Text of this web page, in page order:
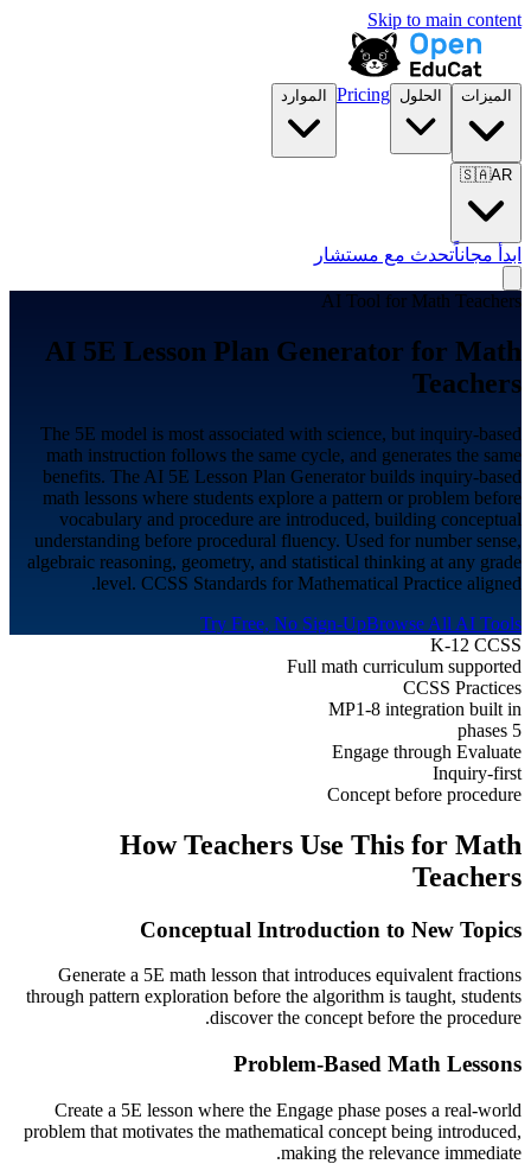
Skip to main content
الميزات الحلول Pricing الموارد
🇸🇦AR
ابدأ مجاناًتحدث مع مستشار
AI Tool for Math Teachers
AI 5E Lesson Plan Generator for Math
Teachers
The 5E model is most associated with science, but inquiry-based
math instruction follows the same cycle, and generates the same
benefits. The AI 5E Lesson Plan Generator builds inquiry-based
math lessons where students explore a pattern or problem before
vocabulary and procedure are introduced, building conceptual
understanding before procedural fluency. Used for number sense,
algebraic reasoning, geometry, and statistical thinking at any grade
level. CCSS Standards for Mathematical Practice aligned.
Try Free, No Sign-UpBrowse All AI Tools
K-12 CCSS
Full math curriculum supported
CCSS Practices
MP1-8 integration built in
5 phases
Engage through Evaluate
Inquiry-first
Concept before procedure
How Teachers Use This for Math
Teachers
Conceptual Introduction to New Topics
Generate a 5E math lesson that introduces equivalent fractions
through pattern exploration before the algorithm is taught, students
discover the concept before the procedure.
Problem-Based Math Lessons
Create a 5E lesson where the Engage phase poses a real-world
problem that motivates the mathematical concept being introduced,
making the relevance immediate.